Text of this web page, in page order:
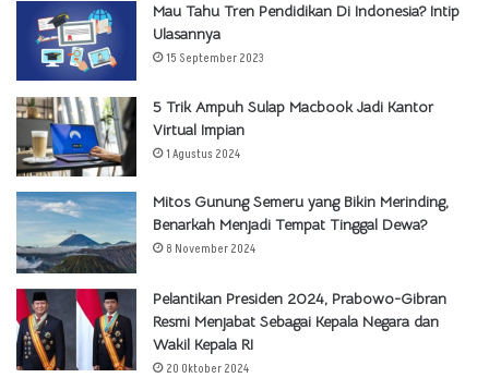
Mau Tahu Tren Pendidikan Di Indonesia? Intip
Ulasannya
15 September 2023
5 Trik Ampuh Sulap Macbook Jadi Kantor
Virtual Impian
1 Agustus 2024
Mitos Gunung Semeru yang Bikin Merinding,
Benarkah Menjadi Tempat Tinggal Dewa?
8 November 2024
Pelantikan Presiden 2024, Prabowo-Gibran
Resmi Menjabat Sebagai Kepala Negara dan
Wakil Kepala RI
20 Oktober 2024